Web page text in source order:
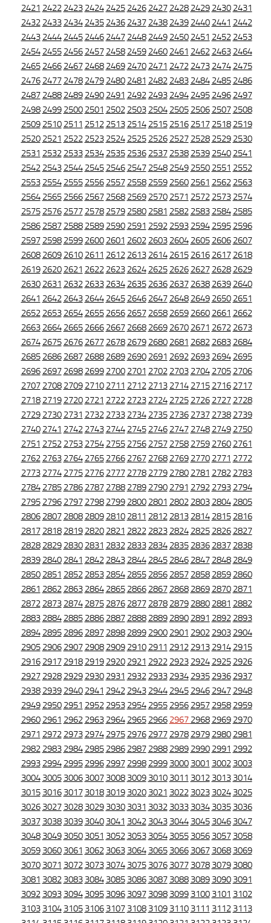
2421 2422 2423 2424 2425 2426 2427 2428 2429 2430 2431
2432 2433 2434 2435 2436 2437 2438 2439 2440 2441 2442
2443 2444 2445 2446 2447 2448 2449 2450 2451 2452 2453
2454 2455 2456 2457 2458 2459 2460 2461 2462 2463 2464
2465 2466 2467 2468 2469 2470 2471 2472 2473 2474 2475
2476 2477 2478 2479 2480 2481 2482 2483 2484 2485 2486
2487 2488 2489 2490 2491 2492 2493 2494 2495 2496 2497
2498 2499 2500 2501 2502 2503 2504 2505 2506 2507 2508
2509 2510 2511 2512 2513 2514 2515 2516 2517 2518 2519
2520 2521 2522 2523 2524 2525 2526 2527 2528 2529 2530
2531 2532 2533 2534 2535 2536 2537 2538 2539 2540 2541
2542 2543 2544 2545 2546 2547 2548 2549 2550 2551 2552
2553 2554 2555 2556 2557 2558 2559 2560 2561 2562 2563
2564 2565 2566 2567 2568 2569 2570 2571 2572 2573 2574
2575 2576 2577 2578 2579 2580 2581 2582 2583 2584 2585
2586 2587 2588 2589 2590 2591 2592 2593 2594 2595 2596
2597 2598 2599 2600 2601 2602 2603 2604 2605 2606 2607
2608 2609 2610 2611 2612 2613 2614 2615 2616 2617 2618
2619 2620 2621 2622 2623 2624 2625 2626 2627 2628 2629
2630 2631 2632 2633 2634 2635 2636 2637 2638 2639 2640
2641 2642 2643 2644 2645 2646 2647 2648 2649 2650 2651
2652 2653 2654 2655 2656 2657 2658 2659 2660 2661 2662
2663 2664 2665 2666 2667 2668 2669 2670 2671 2672 2673
2674 2675 2676 2677 2678 2679 2680 2681 2682 2683 2684
2685 2686 2687 2688 2689 2690 2691 2692 2693 2694 2695
2696 2697 2698 2699 2700 2701 2702 2703 2704 2705 2706
2707 2708 2709 2710 2711 2712 2713 2714 2715 2716 2717
2718 2719 2720 2721 2722 2723 2724 2725 2726 2727 2728
2729 2730 2731 2732 2733 2734 2735 2736 2737 2738 2739
2740 2741 2742 2743 2744 2745 2746 2747 2748 2749 2750
2751 2752 2753 2754 2755 2756 2757 2758 2759 2760 2761
2762 2763 2764 2765 2766 2767 2768 2769 2770 2771 2772
2773 2774 2775 2776 2777 2778 2779 2780 2781 2782 2783
2784 2785 2786 2787 2788 2789 2790 2791 2792 2793 2794
2795 2796 2797 2798 2799 2800 2801 2802 2803 2804 2805
2806 2807 2808 2809 2810 2811 2812 2813 2814 2815 2816
2817 2818 2819 2820 2821 2822 2823 2824 2825 2826 2827
2828 2829 2830 2831 2832 2833 2834 2835 2836 2837 2838
2839 2840 2841 2842 2843 2844 2845 2846 2847 2848 2849
2850 2851 2852 2853 2854 2855 2856 2857 2858 2859 2860
2861 2862 2863 2864 2865 2866 2867 2868 2869 2870 2871
2872 2873 2874 2875 2876 2877 2878 2879 2880 2881 2882
2883 2884 2885 2886 2887 2888 2889 2890 2891 2892 2893
2894 2895 2896 2897 2898 2899 2900 2901 2902 2903 2904
2905 2906 2907 2908 2909 2910 2911 2912 2913 2914 2915
2916 2917 2918 2919 2920 2921 2922 2923 2924 2925 2926
2927 2928 2929 2930 2931 2932 2933 2934 2935 2936 2937
2938 2939 2940 2941 2942 2943 2944 2945 2946 2947 2948
2949 2950 2951 2952 2953 2954 2955 2956 2957 2958 2959
2960 2961 2962 2963 2964 2965 2966 2967 2968 2969 2970
2971 2972 2973 2974 2975 2976 2977 2978 2979 2980 2981
2982 2983 2984 2985 2986 2987 2988 2989 2990 2991 2992
2993 2994 2995 2996 2997 2998 2999 3000 3001 3002 3003
3004 3005 3006 3007 3008 3009 3010 3011 3012 3013 3014
3015 3016 3017 3018 3019 3020 3021 3022 3023 3024 3025
3026 3027 3028 3029 3030 3031 3032 3033 3034 3035 3036
3037 3038 3039 3040 3041 3042 3043 3044 3045 3046 3047
3048 3049 3050 3051 3052 3053 3054 3055 3056 3057 3058
3059 3060 3061 3062 3063 3064 3065 3066 3067 3068 3069
3070 3071 3072 3073 3074 3075 3076 3077 3078 3079 3080
3081 3082 3083 3084 3085 3086 3087 3088 3089 3090 3091
3092 3093 3094 3095 3096 3097 3098 3099 3100 3101 3102
3103 3104 3105 3106 3107 3108 3109 3110 3111 3112 3113